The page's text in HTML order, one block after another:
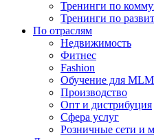
Тренинги по
Тренинги по
По отраслям
Недвижимость
Фитнес
Fashion
Обучение для MLM
Производство
Опт и дистрибуция
Сфера услуг
Розничные сети и